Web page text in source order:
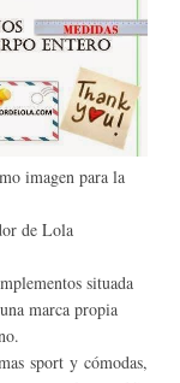
imagen para la
de Lola
situada
marca propia
sport y cómodas,